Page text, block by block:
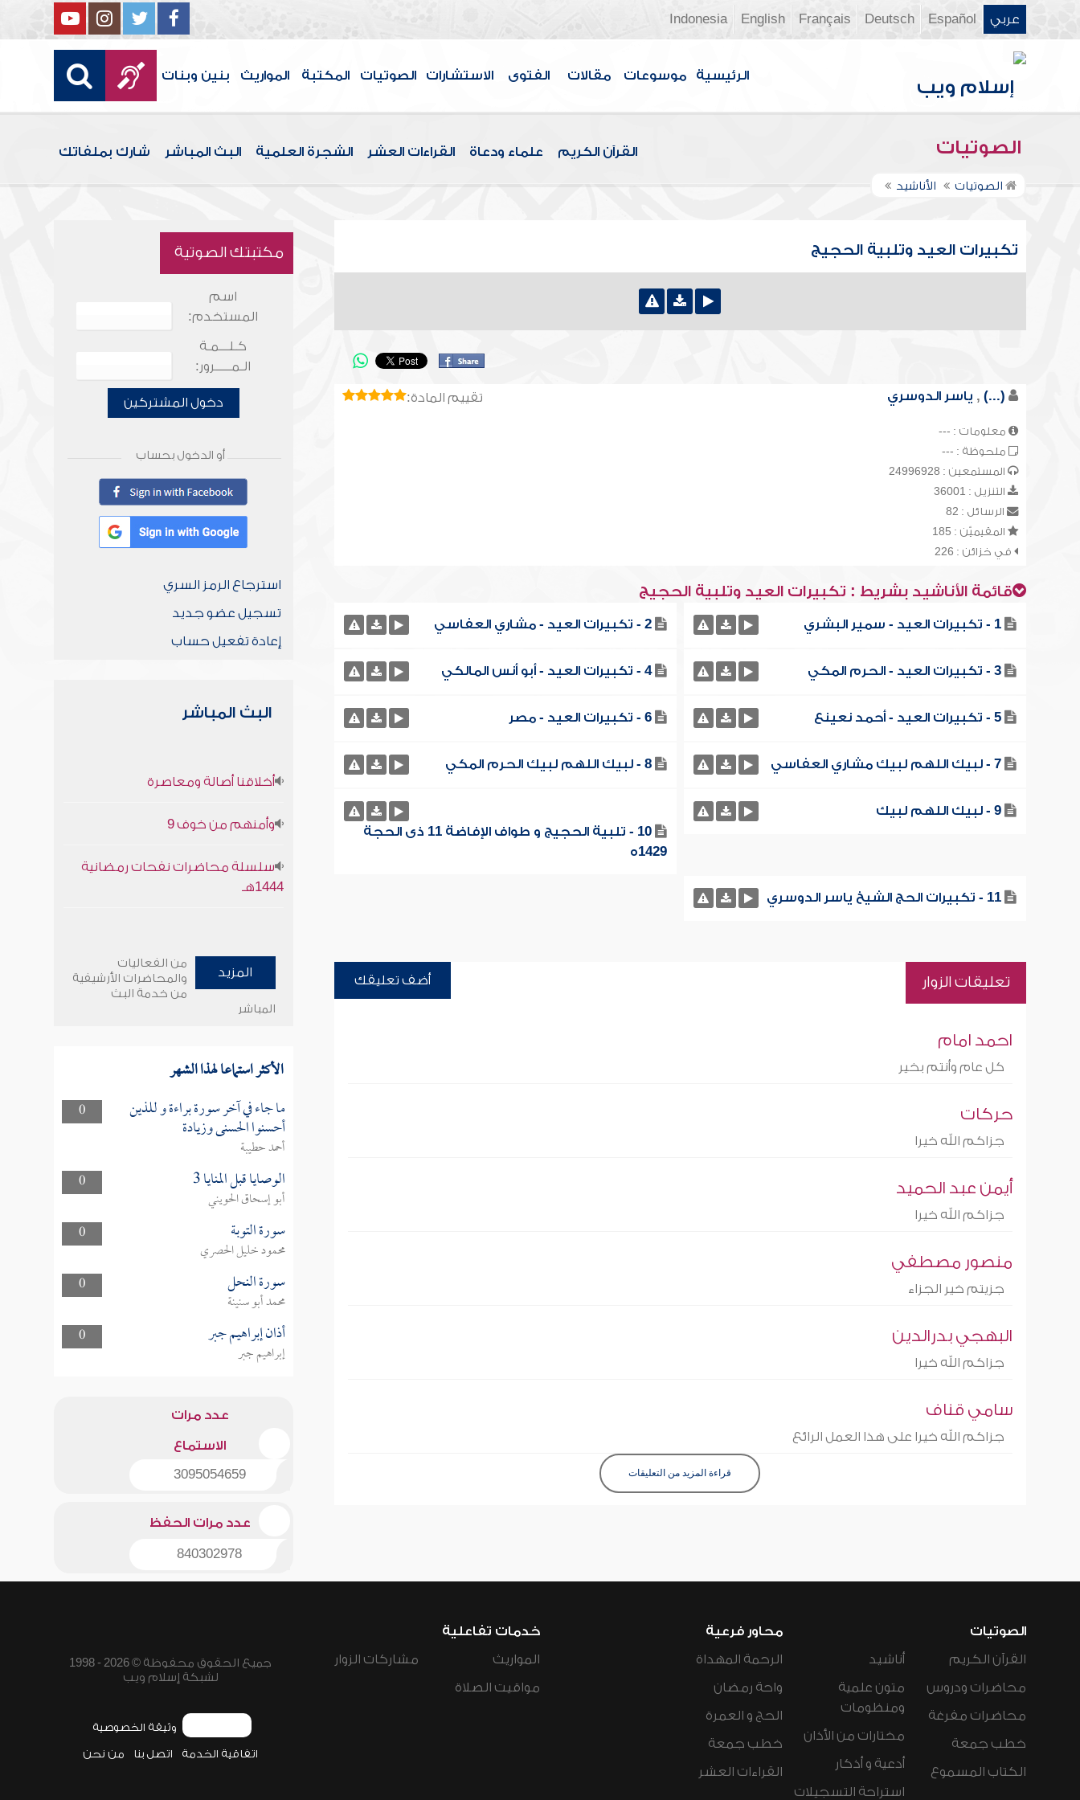
عربي Español
Deutsch
Français
English
Indonesia
الرئيسية موسوعات مقالات الفتوى الاستشارات الصوتيات المكتبة المواريث بنين وبنات
الصوتيات القرآن الكريم علماء ودعاة القراءات العشر الشجرة العلمية البث المباشر شارك بملفاتك
الصوتيات الأناشيد
تكبيرات العيد وتلبية الحجيج
تقييم المادة: (...)
, ياسر الدوسري
معلومات : ---
ملحوظة : ---
المستمعين : 24996928
التنزيل : 36001
الرسائل : 82
المقيميّن : 185
في خزائن : 226
قائمة الأناشيد بشريط : تكبيرات العيد وتلبية الحجيج
1 - تكبيرات العيد - سمير البشري 2 - تكبيرات العيد - مشاري العفاسي
3 - تكبيرات العيد - الحرم المكي 4 - تكبيرات العيد - أبو أنس المالكي
5 - تكبيرات العيد - أحمد نعينع 6 - تكبيرات العيد - مصر
7 - لبيك اللهم لبيك مشاري العفاسي 8 - لبيك اللهم لبيك الحرم المكي
9 - لبيك اللهم لبيك
10 - تلبية الحجيج و طواف الإفاضة 11 ذى الحجة
1429ه
11 - تكبيرات الحج الشيخ ياسر الدوسري
تعليقات الزوار أضف تعليقك
احمد امام
كل عام وأنتم بخير
حركات
جزاكم الله خيرا
أيمن عبد الحميد
جزاكم الله خيرا
منصور مصطفي
جزيتم خير الجزاء
البهجي بدرالدين
جزاكم الله خيرا
سامي قناف
جزاكم الله خيرا على هذا العمل الرائع
قراءة المزيد من التعليقات
مكتبتك الصوتية
اسم
المستخدم:
كـلـــمـة
الـمـــــرور:
دخول المشتركين
أو الدخول بحساب
استرجاع الرمز السري
تسجيل عضو جديد
إعادة تفعيل حساب
البث المباشر
أخلاقنا أصالة ومعاصرة
وأمنهم من خوف 9
سلسلة محاضرات نفحات رمضانية
1444هـ
المزيد
من الفعاليات
والمحاضرات الأرشيفية
من خدمة البث
المباشر
الأكثر استماعا لهذا الشهر
0 ما جاء في آخر سورة براءة و للذين
أحسنوا الحسنى وزيادة
أحمد حطيبة
0
الوصايا قبل المنايا 3
أبو إسحاق الحويني
0
سورة التوبة
محمود خليل الحصري
0
سورة النحل
محمد أبو سنينة
0
أذان إبراهيم جبر
إبراهيم جبر
عدد مرات
الاستماع
3095054659
عدد مرات الحفظ
840302978
الصوتيات
القرآن الكريم
محاضرات ودروس
محاضرات مفرغة
خطب جمعة
الكتاب المسموع
أناشيد
متون علمية
ومنظومات
مختارات من الأذان
أدعية و أذكار
استراحة التسجيلات
محاور فرعية
الرحمة المهداة
واحة رمضان
الحج و العمرة
خطب جمعة
القراءات العشر
خدمات تفاعلية
المواريث
مواقيت الصلاة
مشاركات الزوار
جميع الحقوق محفوظة © 2026 - 1998
لشبكة إسلام ويب
وثيقة الخصوصية
اتفاقية الخدمة اتصل بنا من نحن